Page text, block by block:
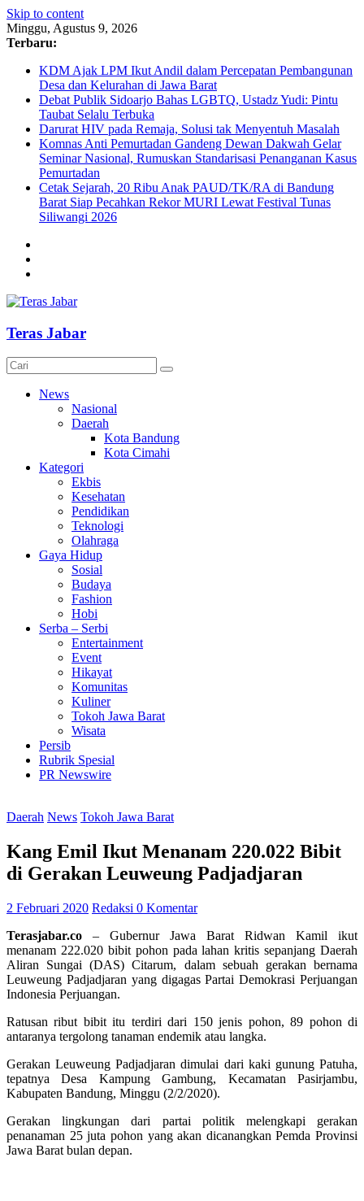
Skip to content
Minggu, Agustus 9, 2026
Terbaru:
KDM Ajak LPM Ikut Andil dalam Percepatan Pembangunan
Desa dan Kelurahan di Jawa Barat
Debat Publik Sidoarjo Bahas LGBTQ, Ustadz Yudi: Pintu
Taubat Selalu Terbuka
Darurat HIV pada Remaja, Solusi tak Menyentuh Masalah
Komnas Anti Pemurtadan Gandeng Dewan Dakwah Gelar
Seminar Nasional, Rumuskan Standarisasi Penanganan Kasus
Pemurtadan
Cetak Sejarah, 20 Ribu Anak PAUD/TK/RA di Bandung
Barat Siap Pecahkan Rekor MURI Lewat Festival Tunas
Siliwangi 2026
Teras Jabar
News
Nasional
Daerah
Kota Bandung
Kota Cimahi
Kategori
Ekbis
Kesehatan
Pendidikan
Teknologi
Olahraga
Gaya Hidup
Sosial
Budaya
Fashion
Hobi
Serba – Serbi
Entertainment
Event
Hikayat
Komunitas
Kuliner
Tokoh Jawa Barat
Wisata
Persib
Rubrik Spesial
PR Newswire
Daerah News Tokoh Jawa Barat
Kang Emil Ikut Menanam 220.022 Bibit
di Gerakan Leuweung Padjadjaran
2 Februari 2020 Redaksi 0 Komentar
Terasjabar.co – Gubernur Jawa Barat Ridwan Kamil ikut
menanam 222.020 bibit pohon pada lahan kritis sepanjang Daerah
Aliran Sungai (DAS) Citarum, dalam sebuah gerakan bernama
Leuweung Padjadjaran yang digagas Partai Demokrasi Perjuangan
Indonesia Perjuangan.
Ratusan ribut bibit itu terdiri dari 150 jenis pohon, 89 pohon di
antaranya tergolong tanaman endemik atau langka.
Gerakan Leuweung Padjadjaran dimulai dari kaki gunung Patuha,
tepatnya Desa Kampung Gambung, Kecamatan Pasirjambu,
Kabupaten Bandung, Minggu (2/2/2020).
Gerakan lingkungan dari partai politik melengkapi gerakan
penanaman 25 juta pohon yang akan dicanangkan Pemda Provinsi
Jawa Barat bulan depan.